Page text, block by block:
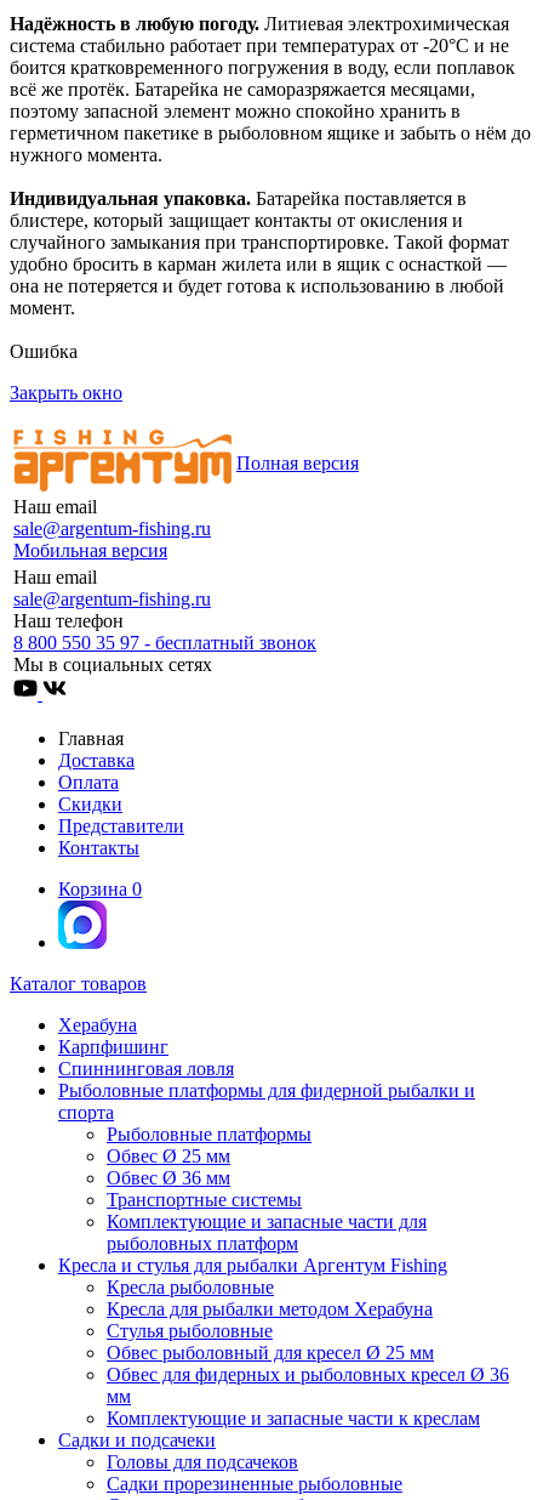
Надёжность в любую погоду. Литиевая электрохимическая
система стабильно работает при температурах от -20°C и не
боится кратковременного погружения в воду, если поплавок
всё же протёк. Батарейка не саморазряжается месяцами,
поэтому запасной элемент можно спокойно хранить в
герметичном пакетике в рыболовном ящике и забыть о нём до
нужного момента.
Индивидуальная упаковка. Батарейка поставляется в
блистере, который защищает контакты от окисления и
случайного замыкания при транспортировке. Такой формат
удобно бросить в карман жилета или в ящик с оснасткой —
она не потеряется и будет готова к использованию в любой
момент.
Ошибка
Закрыть окно
Наш email
sale@argentum-fishing.ru
Мобильная версия
Полная версия
Наш email
sale@argentum-fishing.ru
Наш телефон
8 800 550 35 97 - бесплатный звонок
Мы в социальных сетях
Главная
Доставка
Оплата
Скидки
Представители
Контакты
Корзина 0
Каталог товаров
Херабуна
Карпфишинг
Спиннинговая ловля
Рыболовные платформы для фидерной рыбалки и
спорта
Рыболовные платформы
Обвес Ø 25 мм
Обвес Ø 36 мм
Транспортные системы
Комплектующие и запасные части для
рыболовных платформ
Кресла и стулья для рыбалки Аргентум Fishing
Кресла рыболовные
Кресла для рыбалки методом Херабуна
Стулья рыболовные
Обвес рыболовный для кресел Ø 25 мм
Обвес для фидерных и рыболовных кресел Ø 36
мм
Комплектующие и запасные части к креслам
Садки и подсачеки
Головы для подсачеков
Садки прорезиненные рыболовные